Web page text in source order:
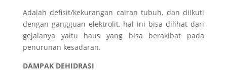
Adalah defisit/kekurangan cairan tubuh, dan diikuti
dengan gangguan elektrolit, hal ini bisa dilihat dari
gejalanya yaitu haus yang bisa berakibat pada
penurunan kesadaran.
DAMPAK DEHIDRASI